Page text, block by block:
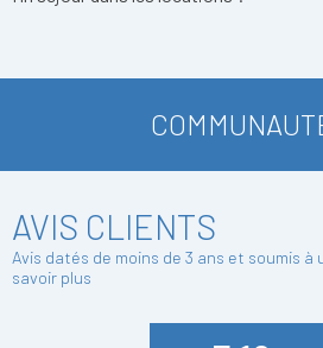
AVIS CLIENTS
Avis datés de moins de 3 ans et soumis à
savoir plus